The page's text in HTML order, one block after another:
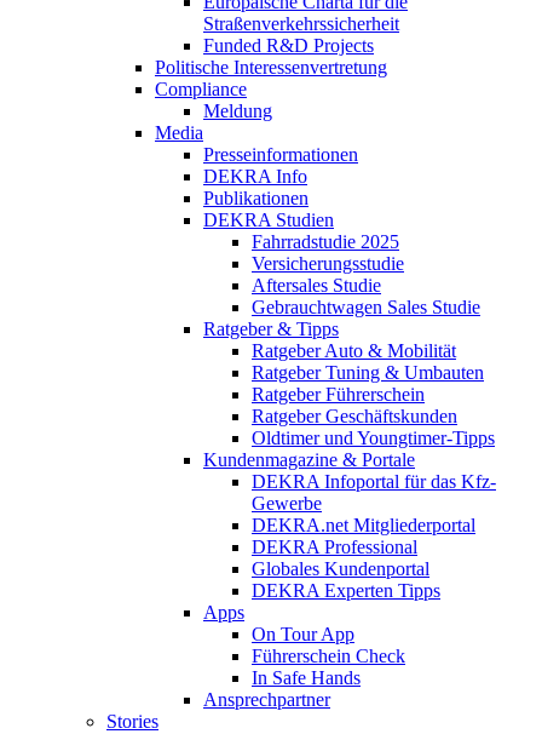
Straßenverkehrssicherheit
Funded R&D Projects
Politische Interessenvertretung
Compliance
Meldung
Media
Presseinformationen
DEKRA Info
Publikationen
DEKRA Studien
Fahrradstudie 2025
Versicherungsstudie
Aftersales Studie
Gebrauchtwagen Sales Studie
Ratgeber & Tipps
Ratgeber Auto & Mobilität
Ratgeber Tuning & Umbauten
Ratgeber Führerschein
Ratgeber Geschäftskunden
Oldtimer und Youngtimer-Tipps
Kundenmagazine & Portale
DEKRA Infoportal für das Kfz-
Gewerbe
DEKRA.net Mitgliederportal
DEKRA Professional
Globales Kundenportal
DEKRA Experten Tipps
Apps
On Tour App
Führerschein Check
In Safe Hands
Ansprechpartner
Stories